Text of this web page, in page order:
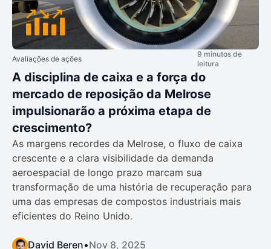
Avaliações de ações
9 minutos de
leitura
A disciplina de caixa e a força do
mercado de reposição da Melrose
impulsionarão a próxima etapa de
crescimento?
As margens recordes da Melrose, o fluxo de caixa
crescente e a clara visibilidade da demanda
aeroespacial de longo prazo marcam sua
transformação de uma história de recuperação para
uma das empresas de compostos industriais mais
eficientes do Reino Unido.
David Beren•Nov 8, 2025